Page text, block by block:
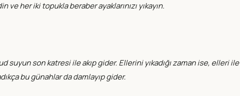
her iki topukla beraber ayaklarınızı yıkayın.
suyun son katresi ile akıp gider. Ellerini yıkadığı zaman ise, elleri ile
bu günahlar da damlayıp gider.